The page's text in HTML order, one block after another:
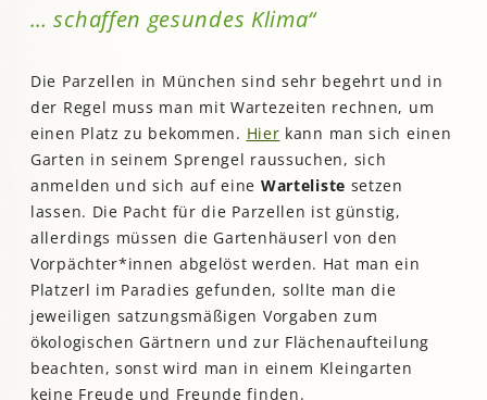
… schaffen gesundes Klima“
Die Parzellen in München sind sehr begehrt und in
der Regel muss man mit Wartezeiten rechnen, um
einen Platz zu bekommen. Hier kann man sich einen
Garten in seinem Sprengel raussuchen, sich
anmelden und sich auf eine Warteliste setzen
lassen. Die Pacht für die Parzellen ist günstig,
allerdings müssen die Gartenhäuserl von den
Vorpächter*innen abgelöst werden. Hat man ein
Platzerl im Paradies gefunden, sollte man die
jeweiligen satzungsmäßigen Vorgaben zum
ökologischen Gärtnern und zur Flächenaufteilung
beachten, sonst wird man in einem Kleingarten
keine Freude und Freunde finden.